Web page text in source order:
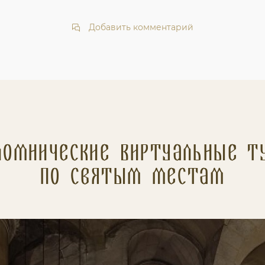
Добавить комментарий
Виртуальные
по святым местам